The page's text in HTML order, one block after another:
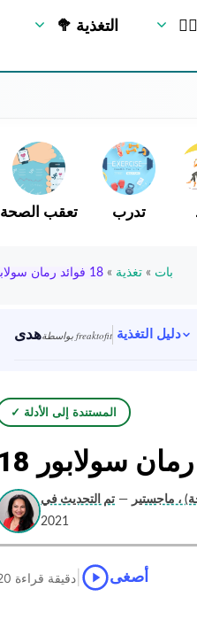
🥦 التغذية
تعقب الصحة تدرب
بات » تغذية » 18 فوائد رمان سولابور
هدى بواسطة freaktofit دليل التغذية
✓ المستندة إلى الأدلة
رمان سولابور
، ماجستير —
2021
20 دقيقة قراءة أصغى